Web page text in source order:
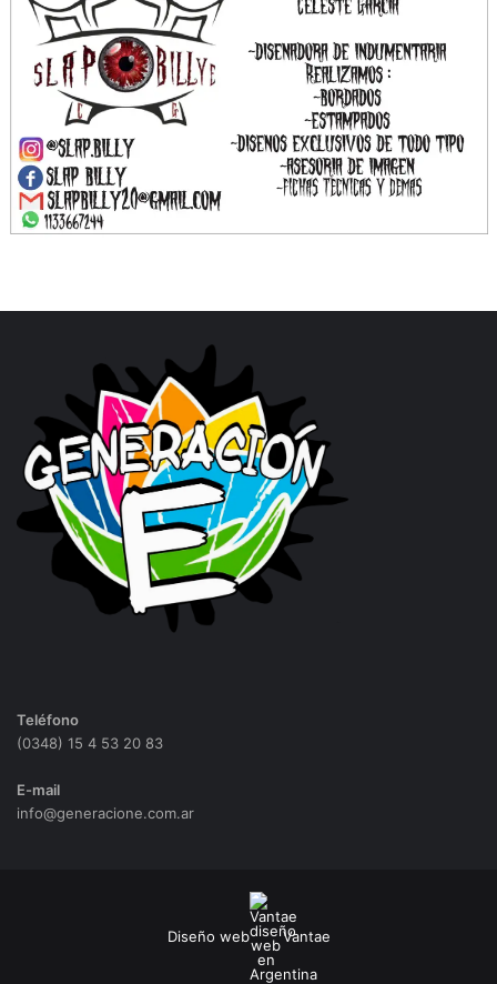
Teléfono
(0348) 15 4 53 20 83
E-mail
info@generacione.com.ar
Diseño web Vantae